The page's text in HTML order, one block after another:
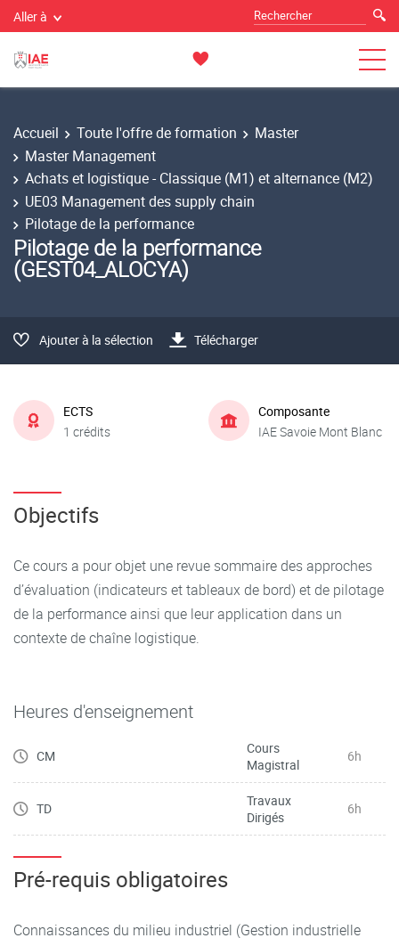
Aller à
Accueil Toute l'offre de formation
Master
Master Management
Achats et logistique - Classique (M1) et alternance (M2)
UE03 Management des supply chain
Pilotage de la performance
Pilotage de la performance
(GEST04_ALOCYA)
Ajouter à la sélection Télécharger
ECTS
1 crédits
Composante
IAE Savoie Mont Blanc
Objectifs
Ce cours a pour objet une revue sommaire des approches
d’évaluation (indicateurs et tableaux de bord) et de pilotage
de la performance ainsi que leur application dans un
contexte de chaîne logistique.
Heures d'enseignement
CM
Cours
Magistral
6h
TD
Travaux
Dirigés
6h
Pré-requis obligatoires
Connaissances du milieu industriel (Gestion industrielle